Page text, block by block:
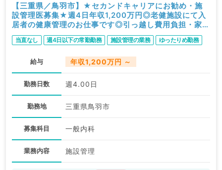
【三重県／鳥羽市】★セカンドキャリアにお勧め・施
設管理医募集★週4日年収1,200万円◎老健施設にて入
居者の健康管理のお仕事です◎引っ越し費用負担・家賃
補助有（一般内科／常勤）
当直なし 週4日以下の常勤勤務 施設管理の業務 ゆったりめ勤務
給与 年収1,200万円 ～
勤務日数 週4.00日
勤務地 三重県鳥羽市
募集科目 一般内科
業務内容 施設管理